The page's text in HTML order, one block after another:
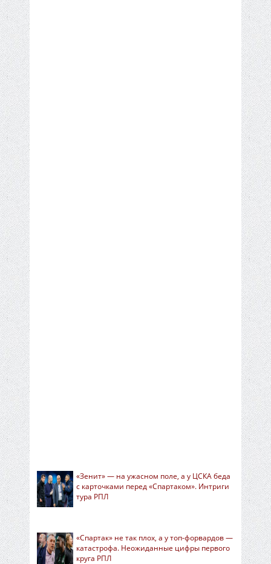
«Зенит» — на ужасном поле, а у ЦСКА беда
с карточками перед «Спартаком». Интриги
тура РПЛ
«Спартак» не так плох, а у топ-форвардов —
катастрофа. Неожиданные цифры первого
круга РПЛ